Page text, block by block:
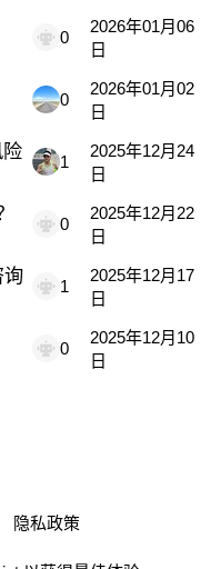
0
2026年01月06
日
0
2026年01月02
日
1
2025年12月24
日
0
2025年12月22
日
询 1
2025年12月17
日
0
2025年12月10
日
隐私政策